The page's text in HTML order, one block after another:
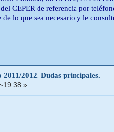
CEPER de referencia por
lo que sea necesario y le
2012. Dudas principales.
»